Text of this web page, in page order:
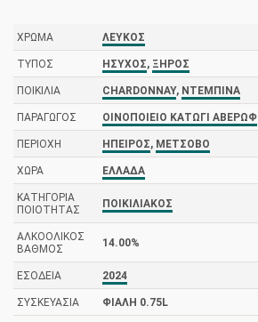
ΧΡΏΜΑ ΛΕΥΚΌΣ
ΤΎΠΟΣ ΉΣΥΧΟΣ, ΞΗΡΌΣ
ΠΟΙΚΙΛΊΑ CHARDONNAY, ΝΤΕΜΠΊΝΑ
ΠΑΡΑΓΩΓΌΣ ΟΙΝΟΠΟΙΕΊΟ ΚΑΤΏΓΙ ΑΒΈΡΩΦ
ΠΕΡΙΟΧΉ ΉΠΕΙΡΟΣ, ΜΈΤΣΟΒΟ
ΧΏΡΑ ΕΛΛΆΔΑ
ΚΑΤΗΓΟΡΊΑ
ΠΟΙΌΤΗΤΑΣ
ΠΟΙΚΙΛΙΑΚΌΣ
ΑΛΚΟΟΛΙΚΌΣ
ΒΑΘΜΌΣ
14.00%
ΕΣΟΔΕΊΑ 2024
ΣΥΣΚΕΥΑΣΊΑ ΦΙΆΛΗ 0.75L